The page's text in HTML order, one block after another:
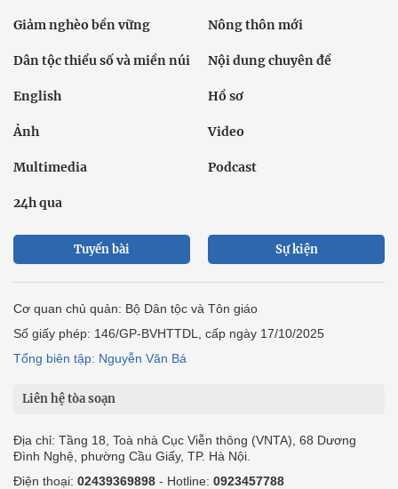
Giảm nghèo bền vững Nông thôn mới
Dân tộc thiểu số và miền núi Nội dung chuyên đề
English Hồ sơ
Ảnh Video
Multimedia Podcast
24h qua
Tuyến bài Sự kiện
Cơ quan chủ quản: Bộ Dân tộc và Tôn giáo
Số giấy phép: 146/GP-BVHTTDL, cấp ngày 17/10/2025
Tổng biên tập: Nguyễn Văn Bá
Liên hệ tòa soạn
Địa chỉ: Tầng 18, Toà nhà Cục Viễn thông (VNTA), 68 Dương
Đình Nghệ, phường Cầu Giấy, TP. Hà Nội.
Điện thoại: 02439369898 - Hotline: 0923457788